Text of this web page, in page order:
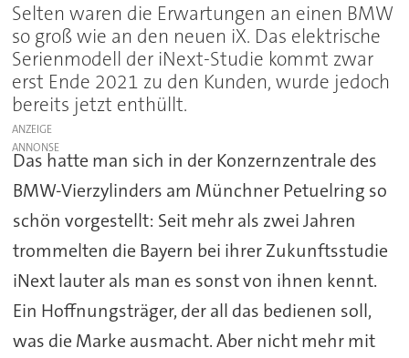
Selten waren die Erwartungen an einen BMW
so groß wie an den neuen iX. Das elektrische
Serienmodell der iNext-Studie kommt zwar
erst Ende 2021 zu den Kunden, wurde jedoch
bereits jetzt enthüllt.
ANZEIGE
Das hatte man sich in der Konzernzentrale des
BMW-Vierzylinders am Münchner Petuelring so
schön vorgestellt: Seit mehr als zwei Jahren
trommelten die Bayern bei ihrer Zukunftsstudie
iNext lauter als man es sonst von ihnen kennt.
Ein Hoffnungsträger, der all das bedienen soll,
was die Marke ausmacht. Aber nicht mehr mit